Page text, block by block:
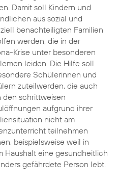
Damit soll Kindern und
aus sozial und
benachteiligten Familien
werden, die in der
Krise unter besonderen
leiden. Die Hilfe soll
Schülerinnen und
zuteilwerden, die auch
den schrittweisen
aufgrund ihrer
nicht am
teilnehmen
beispielsweise weil in
Haushalt eine gesundheitlich
gefährdete Person lebt.